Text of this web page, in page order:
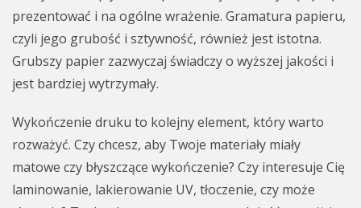
prezentować i na ogólne wrażenie. Gramatura papieru,
czyli jego grubość i sztywność, również jest istotna.
Grubszy papier zazwyczaj świadczy o wyższej jakości i
jest bardziej wytrzymały.
Wykończenie druku to kolejny element, który warto
rozważyć. Czy chcesz, aby Twoje materiały miały
matowe czy błyszczące wykończenie? Czy interesuje Cię
laminowanie, lakierowanie UV, tłoczenie, czy może